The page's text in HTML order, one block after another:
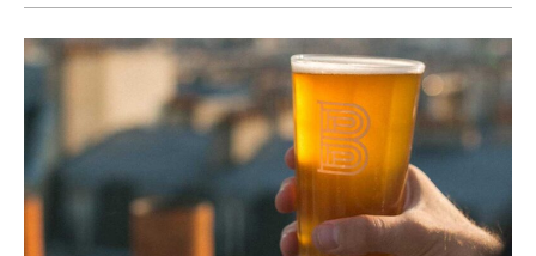
l’article
l’article